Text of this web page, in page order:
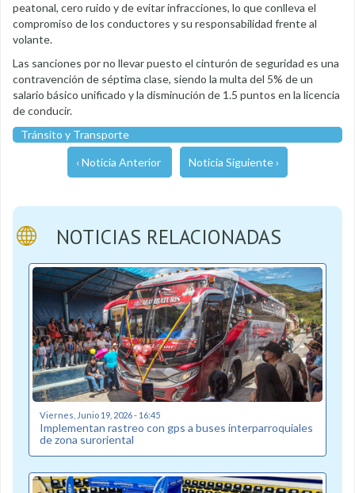
peatonal, cero ruido y de evitar infracciones, lo que conlleva el
compromiso de los conductores y su responsabilidad frente al
volante.
Las sanciones por no llevar puesto el cinturón de seguridad es una
contravención de séptima clase, siendo la multa del 5% de un
salario básico unificado y la disminución de 1.5 puntos en la licencia
de conducir.
Tránsito y Transporte
‹ Noticia Anterior Noticia Siguiente ›
NOTICIAS RELACIONADAS
Viernes, Junio 19, 2026 - 16:45
Implementan rastreo con gps a buses interparroquiales
de zona suroriental